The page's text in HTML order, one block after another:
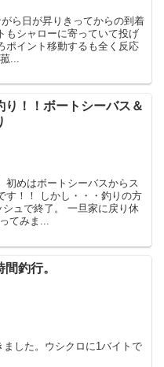
ら日が昇りきってからの到着
もシャローに寄っていて投げ
ポイント移動するも全く反応
...
り！！ボートシーバス＆
初めはボートシーバスからス
す！！ しかし・・・釣りの方
ュで終了。 一旦家に戻り休
てみま...
釣行。
した。ウシクロに1バイトで